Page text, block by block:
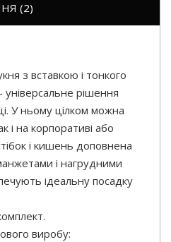
(2)
з вставкою і тонкого
рішення
У ньому цілком можна
і на корпоративі або
і кишень доповнена
і нагрудними
ідеальну посадку
виробу: